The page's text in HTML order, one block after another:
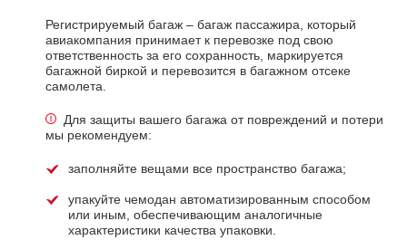
Регистрируемый багаж – багаж пассажира, который
авиакомпания принимает к перевозке под свою
ответственность за его сохранность, маркируется
багажной биркой и перевозится в багажном отсеке
самолета.
Для защиты вашего багажа от повреждений и потери
мы рекомендуем:
заполняйте вещами все пространство багажа;
упакуйте чемодан автоматизированным способом
или иным, обеспечивающим аналогичные
характеристики качества упаковки.